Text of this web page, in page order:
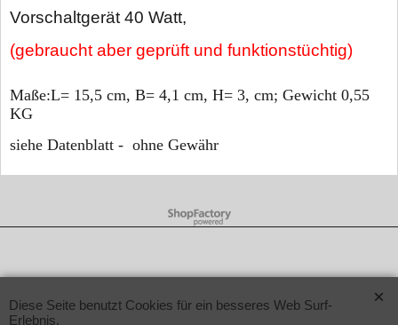
Vorschaltgerät 40 Watt,
(gebraucht aber geprüft und funktionstüchtig)
Maße:L= 15,5 cm, B= 4,1 cm, H= 3, cm; Gewicht 0,55
KG
siehe Datenblatt - ohne Gewähr
WebShop erstellt mit ShopFactory Shop Software.
Diese Seite benutzt Cookies für ein besseres Web Surf-
Erlebnis.